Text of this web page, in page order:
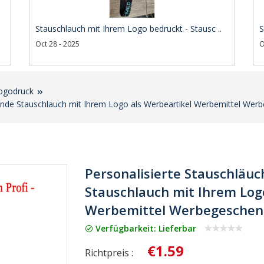
Stauschlauch mit Ihrem Logo bedruckt - Stausc ..
Oct 28 - 2025
Stauschlauch mit Ihrem Logo als Werbeartikel Werbemittel
Personalisierte
Stauschlauch mit Ihrem
Werbemittel
Verfügbarkeit: Lieferbar
Richtpreis : €1.59